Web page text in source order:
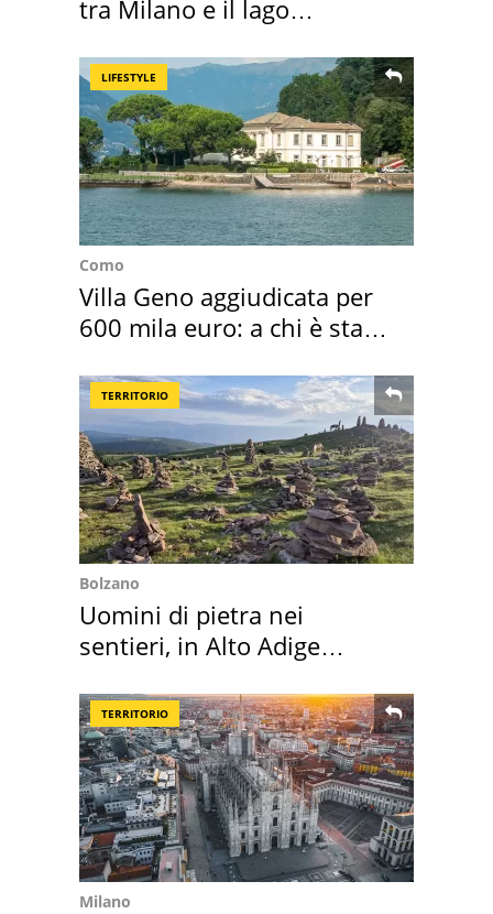
tra Milano e il lago
LIFESTYLE
Como
Villa Geno aggiudicata per
600 mila euro: a chi è stata
TERRITORIO
Bolzano
Uomini di pietra nei
sentieri, in Alto Adige
TERRITORIO
Milano